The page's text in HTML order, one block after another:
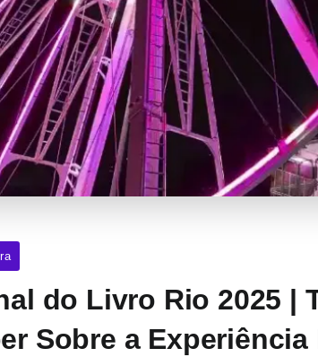
do Livro Rio 2025 |
Sobre a